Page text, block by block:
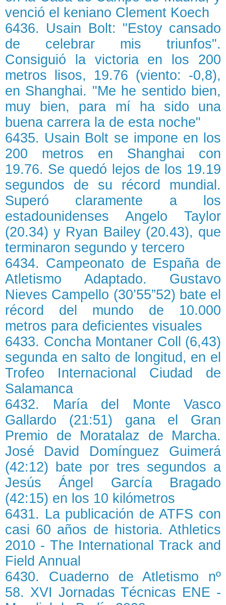
venció el keniano Clement Koech
6436. Usain Bolt: "Estoy cansado
de celebrar mis triunfos".
Consiguió la victoria en los 200
metros lisos, 19.76 (viento: -0,8),
en Shanghai. "Me he sentido bien,
muy bien, para mí ha sido una
buena carrera la de esta noche"
6435. Usain Bolt se impone en los
200 metros en Shanghai con
19.76. Se quedó lejos de los 19.19
segundos de su récord mundial.
Superó claramente a los
estadounidenses Angelo Taylor
(20.34) y Ryan Bailey (20.43), que
terminaron segundo y tercero
6434. Campeonato de España de
Atletismo Adaptado. Gustavo
Nieves Campello (30’55”52) bate el
récord del mundo de 10.000
metros para deficientes visuales
6433. Concha Montaner Coll (6,43)
segunda en salto de longitud, en el
Trofeo Internacional Ciudad de
Salamanca
6432. María del Monte Vasco
Gallardo (21:51) gana el Gran
Premio de Moratalaz de Marcha.
José David Domínguez Guimerá
(42:12) bate por tres segundos a
Jesús Ángel García Bragado
(42:15) en los 10 kilómetros
6431. La publicación de ATFS con
casi 60 años de historia. Athletics
2010 - The International Track and
Field Annual
6430. Cuaderno de Atletismo nº
58. XVI Jornadas Técnicas ENE -